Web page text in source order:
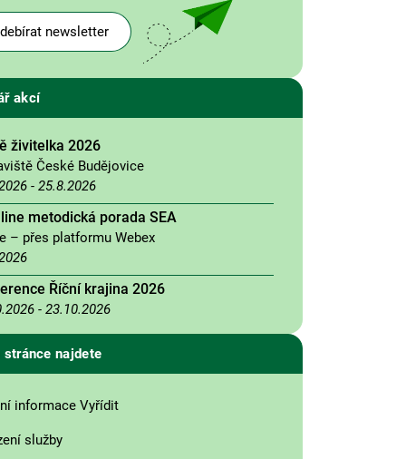
newsletter
akcí
živitelka 2026
České Budějovice
- 25.8.2026
metodická porada SEA
– přes platformu Webex
Říční krajina 2026
- 23.10.2026
stránce najdete
informace Vyřídit
služby